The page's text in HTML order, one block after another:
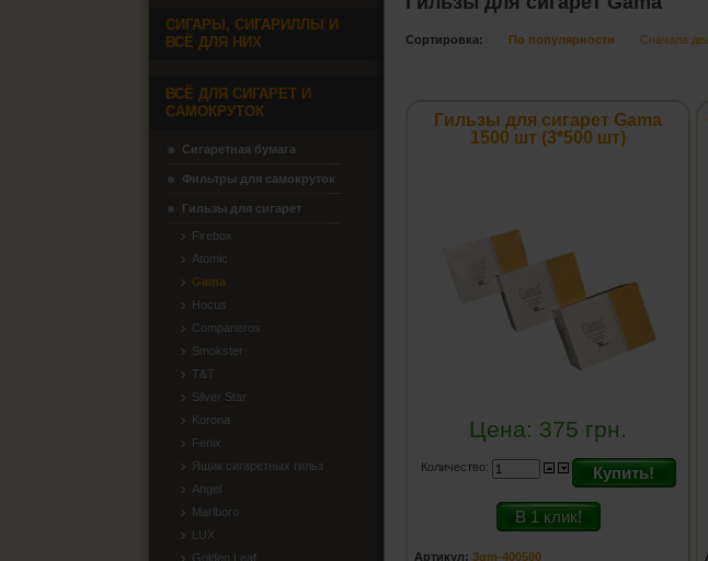
Сортировка: По популярности Сначала
Гильзы для сигарет Gama
1500 шт (3*500 шт)
Цена: 375 грн.
Количество: Купить!
В 1 клик!
Артикул:3gm-400500
СИГАРЫ, СИГАРИЛЛЫ И
ВСЁ ДЛЯ НИХ
ВСЁ ДЛЯ СИГАРЕТ И
САМОКРУТОК
Сигаретная бумага
Фильтры для самокруток
Гильзы для сигарет
Firebox
Atomic
Gama
Hocus
Companeros
Smokster
T&T
Silver Star
Korona
Fenix
Ящик сигаретных гильз
Angel
Marlboro
LUX
Golden Leaf